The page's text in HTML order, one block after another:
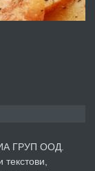
под наем в кв.
преди 6 дни
ГРУП ООД.